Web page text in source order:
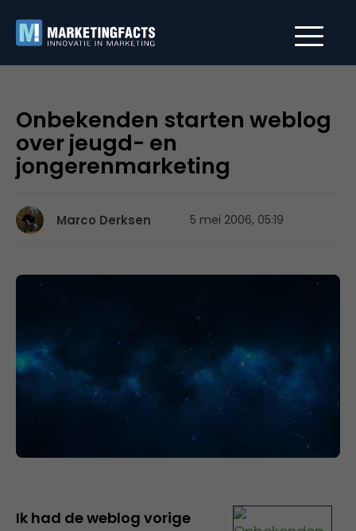
Onbekenden starten weblog
over jeugd- en
jongerenmarketing
Marco Derksen 5 mei 2006, 05:19
Ik had de weblog vorige